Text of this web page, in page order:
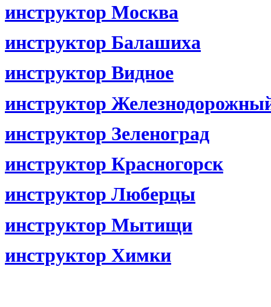
инструктор Москва
инструктор Балашиха
инструктор Видное
инструктор
инструктор Зеленоград
инструктор Красногорск
инструктор Люберцы
инструктор Мытищи
инструктор Химки